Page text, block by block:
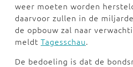
weer moeten worden
daarvoor zullen in de
de opbouw zal naar
meldt Tagesschau.
De bedoeling is dat de